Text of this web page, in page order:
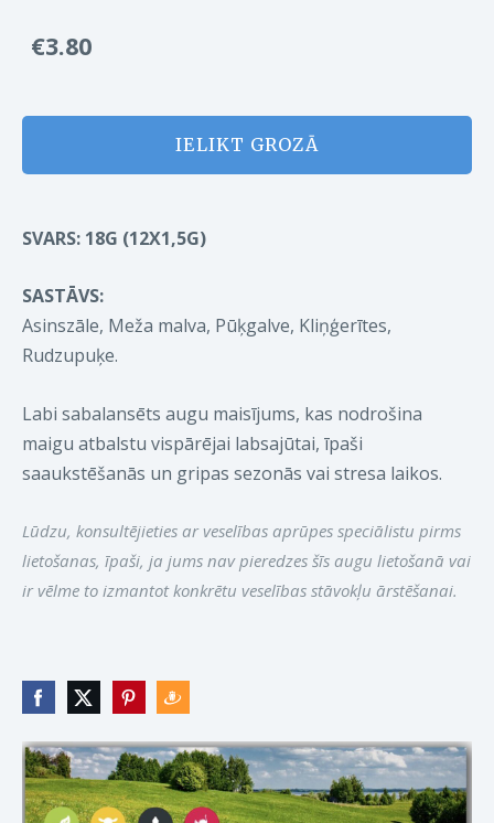
€3.80
IELIKT GROZĀ
SVARS: 18G (12X1,5G)
SASTĀVS:
Asinszāle, Meža malva, Pūķgalve, Kliņģerītes,
Rudzupuķe.
Labi sabalansēts augu maisījums, kas nodrošina
maigu atbalstu vispārējai labsajūtai, īpaši
saaukstēšanās un gripas sezonās vai stresa laikos.
Lūdzu, konsultējieties ar veselības aprūpes speciālistu pirms
lietošanas, īpaši, ja jums nav pieredzes šīs augu lietošanā vai
ir vēlme to izmantot konkrētu veselības stāvokļu ārstēšanai.